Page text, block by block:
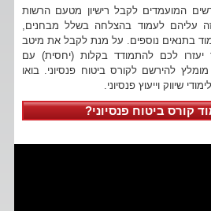
המועמדים לקבל רישיון מטעם הרשות
זה עליהם לעמוד בהצלחה בשלל מבחנים,
בתנאים נוספים. על מנת לקבל את מיטב
לכם להתמודד בקלות (יחסית) עם
להירשם לקורס ביטוח פנסיוני. בואו
שיווק וייעוץ פנסיוני.
קורס ביטוח פנסיוני?